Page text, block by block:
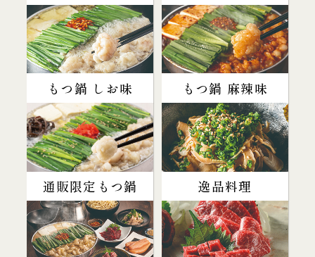
もつ鍋 しお味 もつ鍋 麻辣味
通販限定もつ鍋 逸品料理